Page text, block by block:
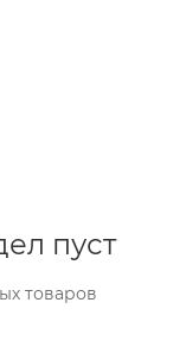
пуст
товаров